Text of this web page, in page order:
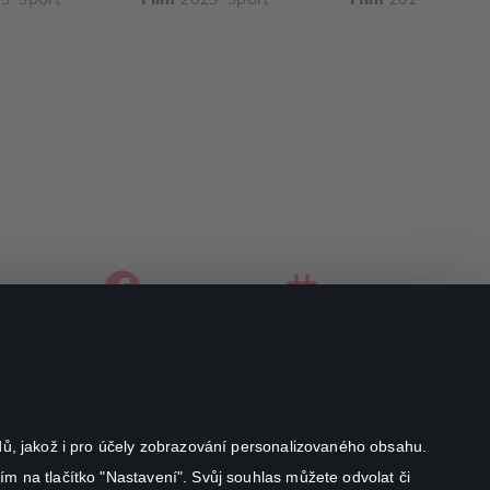
jakož i pro účely zobrazování personalizovaného obsahu.
na tlačítko "Nastavení". Svůj souhlas můžete odvolat či
facebookinstagram